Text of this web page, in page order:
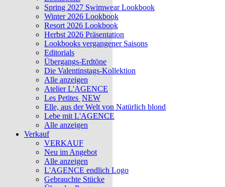
Spring 2027 Swimwear Lookbook
Winter 2026 Lookbook
Resort 2026 Lookbook
Herbst 2026 Präsentation
Lookbooks vergangener Saisons
Editorials
Übergangs-Erdtöne
Die Valentinstags-Kollektion
Alle anzeigen
Atelier L'AGENCE
Les Petites NEW
Elle, aus der Welt von Natürlich blond
Lebe mit L'AGENCE
Alle anzeigen
Verkauf
VERKAUF
Neu im Angebot
Alle anzeigen
L'AGENCE endlich Logo
Gebrauchte Stücke